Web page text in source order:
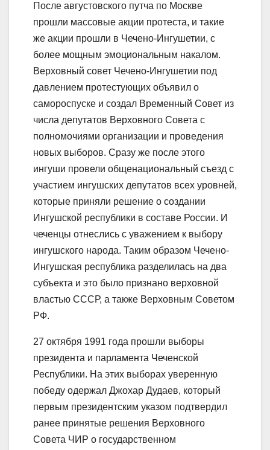
После августовского путча по Москве
прошли массовые акции протеста, и такие
же акции прошли в Чечено-Ингушетии, с
более мощным эмоциональным накалом.
Верховный совет Чечено-Ингушетии под
давлением протестующих объявил о
самороспуске и создал Временный Совет из
числа депутатов Верховного Совета с
полномочиями организации и проведения
новых выборов. Сразу же после этого
ингуши провели общенациональный съезд с
участием ингушских депутатов всех уровней,
которые приняли решение о создании
Ингушской республики в составе России. И
чеченцы отнеслись с уважением к выбору
ингушского народа. Таким образом Чечено-
Ингушская республика разделилась на два
субъекта и это было признано верховной
властью СССР, а также Верховным Советом
РФ.
27 октября 1991 года прошли выборы
президента и парламента Чеченской
Республики. На этих выборах уверенную
победу одержал Джохар Дудаев, который
первым президентским указом подтвердил
ранее принятые решения Верховного
Совета ЧИР о государственном